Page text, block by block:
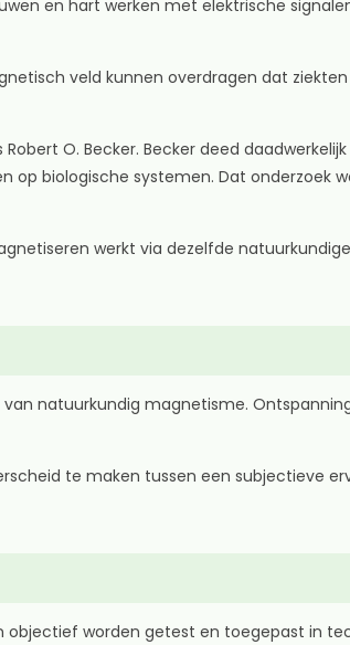
en hart werken met elektrische
veld kunnen overdragen dat
O. Becker. Becker deed
op biologische systemen. Dat onderzoek
werkt via dezelfde
natuurkundig magnetisme.
te maken tussen een subjectieve
worden getest en toegepast in